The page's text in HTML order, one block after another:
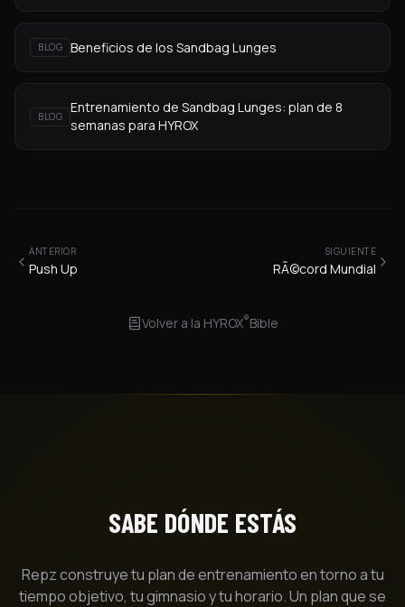
BLOG Beneficios de los Sandbag Lunges
BLOG
Entrenamiento de Sandbag Lunges: plan de 8
semanas para HYROX
ANTERIOR
Push Up
SIGUIENTE
RÃ©cord Mundial
Volver a la HYROX®Bible
SABE DÓNDE ESTÁS
Repz construye tu plan de entrenamiento en torno a tu
tiempo objetivo, tu gimnasio y tu horario. Un plan que se